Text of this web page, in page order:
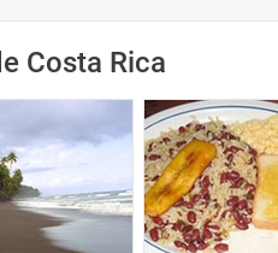
Costa Rica